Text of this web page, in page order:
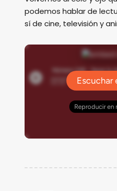
podemos hablar de
sí de cine, televisión y